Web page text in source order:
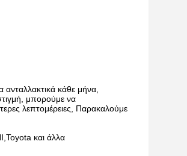
κάθε μήνα,
μπορούμε να
λεπτομέρειες, Παρακαλούμε
και άλλα